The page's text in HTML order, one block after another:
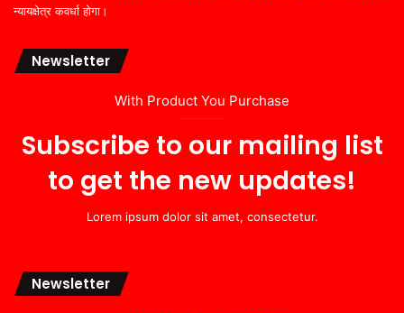
न्यायक्षेत्र कवर्धा होगा।
Newsletter
With Product You Purchase
Subscribe to our mailing list
to get the new updates!
Lorem ipsum dolor sit amet, consectetur.
Newsletter